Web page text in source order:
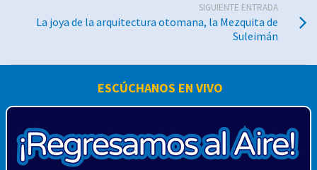
SIGUIENTE ENTRADA
La joya de la arquitectura otomana, la Mezquita de
Suleimán
ESCÚCHANOS EN VIVO